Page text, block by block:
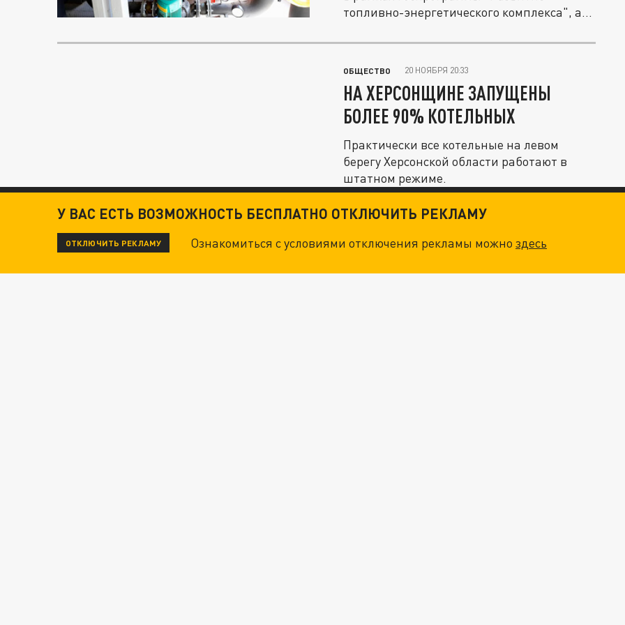
топливно-энергетического комплекса", а...
ОБЩЕСТВО 20 НОЯБРЯ 20:33
НА ХЕРСОНЩИНЕ ЗАПУЩЕНЫ
БОЛЕЕ 90% КОТЕЛЬНЫХ
Практически все котельные на левом
берегу Херсонской области работают в
штатном режиме.
У ВАС ЕСТЬ ВОЗМОЖНОСТЬ БЕСПЛАТНО ОТКЛЮЧИТЬ РЕКЛАМУ
ОТКЛЮЧИТЬ РЕКЛАМУ Ознакомиться с условиями отключения рекламы можноздесь